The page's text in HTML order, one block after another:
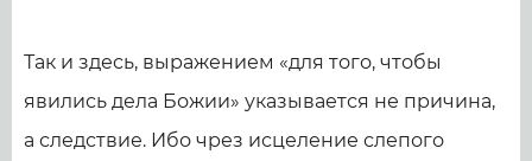
Так и здесь, выражением «для того, чтобы
явились дела Божии» указывается не причина,
а следствие. Ибо чрез исцеление слепого